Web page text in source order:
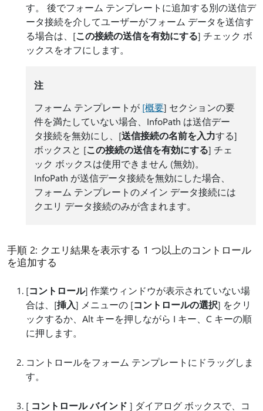
す。 後でフォーム テンプレートに追加する別の送信デ
ータ接続を介してユーザーがフォーム データを送信す
る場合は、[この接続の送信を有効にする] チェック ボ
ックスをオフにします。
注
フォーム テンプレートが [概要] セクションの要
件を満たしていない場合、InfoPath は送信デー
タ接続を無効にし、[送信接続の名前を入力する]
ボックスと [この接続の送信を有効にする] チェ
ック ボックスは使用できません (無効)。
InfoPath が送信データ接続を無効にした場合、
フォーム テンプレートのメイン データ接続には
クエリ データ接続のみが含まれます。
手順 2: クエリ結果を表示する 1 つ以上のコントロール
を追加する
[コントロール] 作業ウィンドウが表示されていない場
合は、[挿入] メニューの [コントロールの選択] をクリ
ックするか、Alt キーを押しながら I キー、C キーの順
に押します。
コントロールをフォーム テンプレートにドラッグしま
す。
[ コントロール バインド ] ダイアログ ボックスで、コ